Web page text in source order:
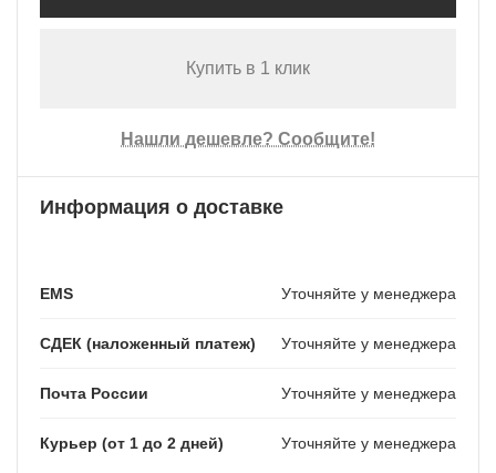
Купить в 1 клик
Нашли дешевле? Сообщите!
Информация о доставке
EMS Уточняйте у менеджера
СДЕК (наложенный платеж) Уточняйте у менеджера
Почта России Уточняйте у менеджера
Курьер (от 1 до 2 дней) Уточняйте у менеджера